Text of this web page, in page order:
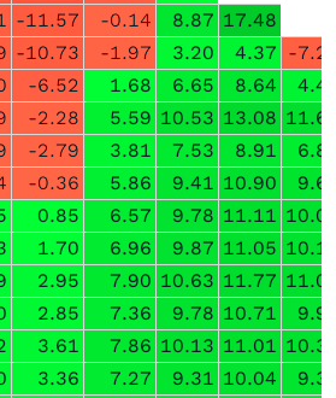
-11.57 -0.14 8.87 17.48
-10.73 -1.97 3.20 4.37 -
-6.52 1.68 6.65 8.64
-2.28 5.59 10.53 13.08
-2.79 3.81 7.53 8.91
-0.36 5.86 9.41 10.90
0.85 6.57 9.78 11.11
1.70 6.96 9.87 11.05
2.95 7.90 10.63 11.77
2.85 7.36 9.78 10.71
3.61 7.86 10.13 11.01
3.36 7.27 9.31 10.04